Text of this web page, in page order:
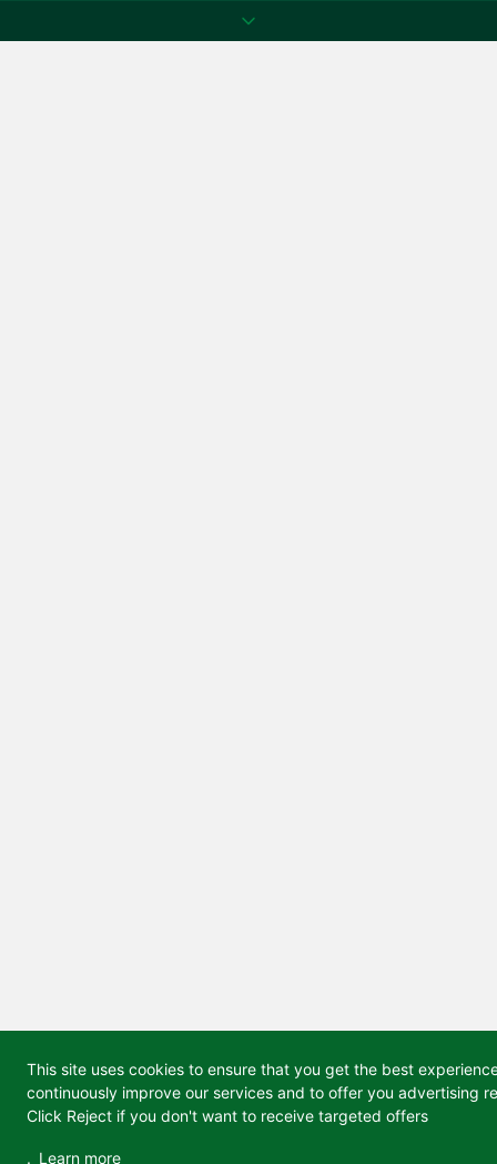
This site uses cookies to ensure that you get the best
continuously improve our services and to offer you advertising
Click Reject if you don't want to receive targeted offers
. Learn more
Saiba mais